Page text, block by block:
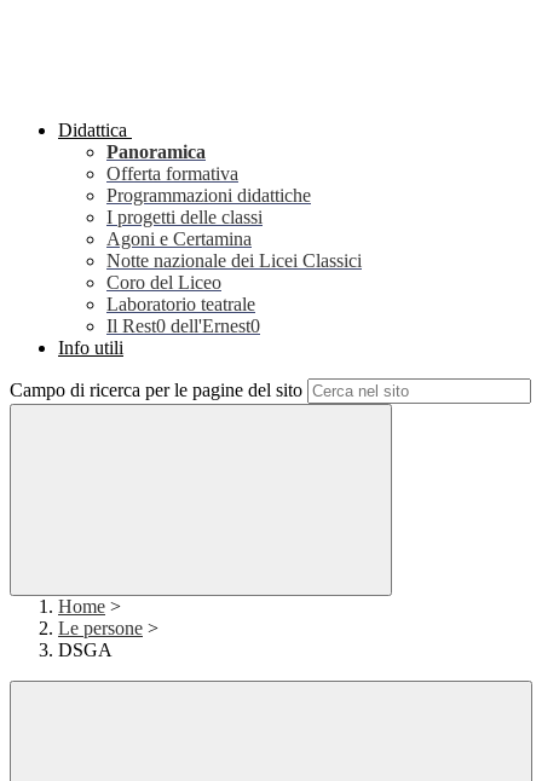
Didattica
Panoramica
Offerta formativa
Programmazioni didattiche
I progetti delle classi
Agoni e Certamina
Notte nazionale dei Licei Classici
Coro del Liceo
Laboratorio teatrale
Il Rest0 dell'Ernest0
Info utili
Campo di ricerca per le pagine del sito
Home >
Le persone >
DSGA